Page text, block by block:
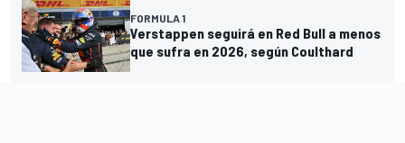
FORMULA 1
Verstappen seguirá en Red Bull a menos
que sufra en 2026, según Coulthard